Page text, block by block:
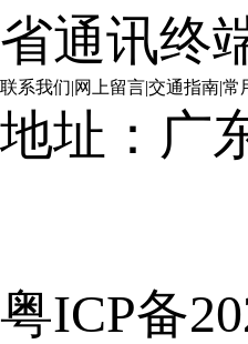
省通讯终
联系我们|网上留言|交通指南|常
地址：广
粤ICP备